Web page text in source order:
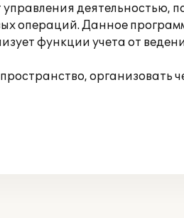
деятельностью,
операций. Данное
функции учета от
организовать